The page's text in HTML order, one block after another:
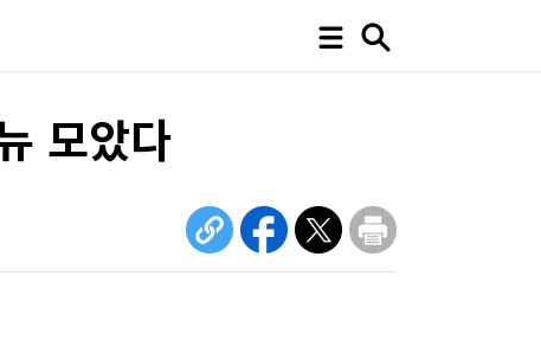
모았다